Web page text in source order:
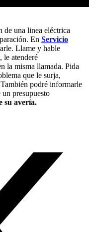
de una linea eléctrica
En Servicio
Llame y hable
, le atenderé
la misma llamada. Pida
que le surja,
También podré informarle
presupuesto
su avería.